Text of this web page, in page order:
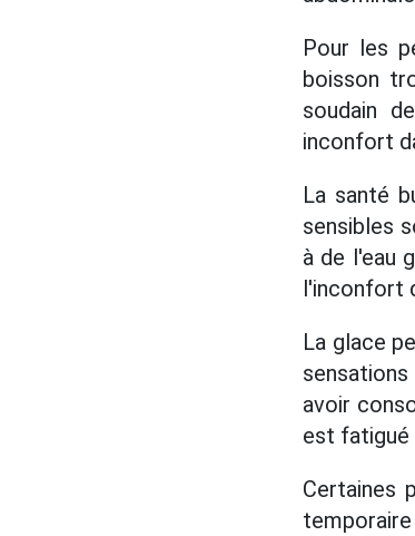
Pour les
boisson
soudain
inconfort
La santé
sensibles
à de l'eau
l'inconfort
La glace
avoir
est fatigué
Certaines